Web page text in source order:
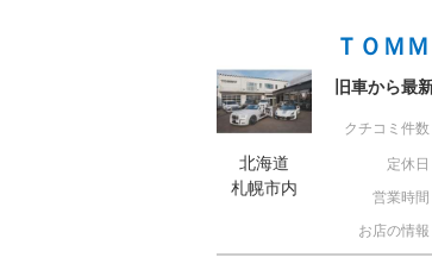
北海道
札幌市内
ＴＯＭ
旧車から最
クチコミ件数
定休日
営業時間
お店の情報